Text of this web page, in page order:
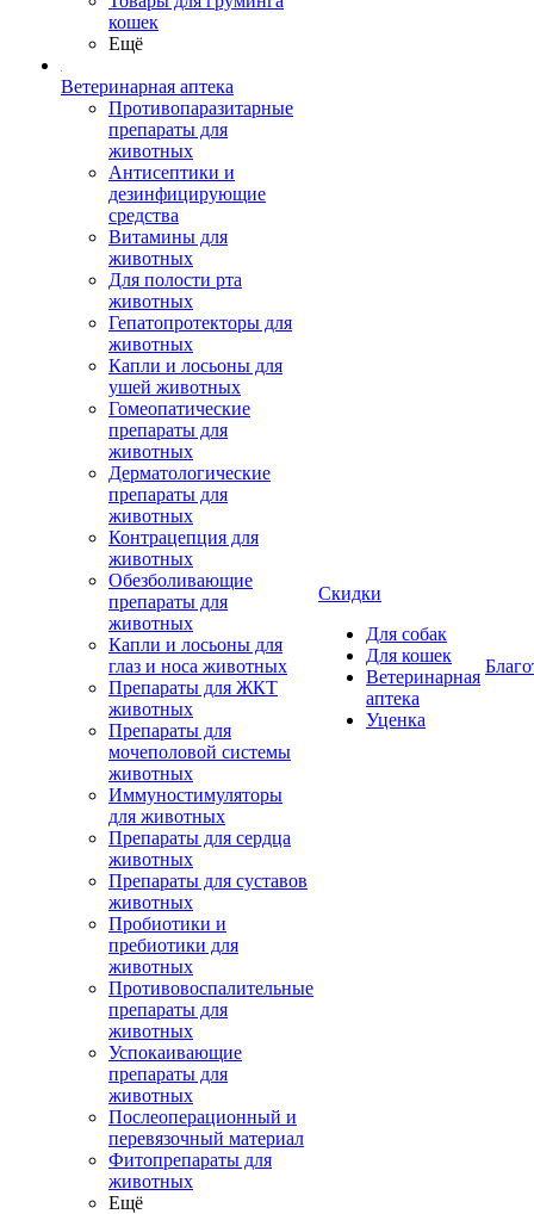
кошек
Ещё
Ветеринарная аптека
Противопаразитарные
препараты для
животных
Антисептики и
дезинфицирующие
средства
Витамины для
животных
Для полости рта
животных
Гепатопротекторы для
животных
Капли и лосьоны для
ушей животных
Гомеопатические
препараты для
животных
Дерматологические
препараты для
животных
Контрацепция для
животных
Обезболивающие
препараты для
животных
Капли и лосьоны для
глаз и носа животных
Препараты для ЖКТ
животных
Препараты для
мочеполовой системы
животных
Иммуностимуляторы
для животных
Препараты для сердца
животных
Препараты для суставов
животных
Пробиотики и
пребиотики для
животных
Противовоспалительные
препараты для
животных
Успокаивающие
препараты для
животных
Послеоперационный и
перевязочный материал
Фитопрепараты для
животных
Ещё
Скидки
Для собак
Для кошек
Ветеринарная
аптека
Уценка